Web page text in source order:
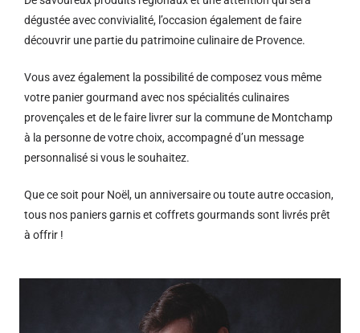
dégustée avec convivialité, l’occasion également de faire
découvrir une partie du patrimoine culinaire de Provence.
Vous avez également la possibilité de composez vous même
votre panier gourmand avec nos spécialités culinaires
provençales et de le faire livrer sur la commune de Montchamp
à la personne de votre choix, accompagné d’un message
personnalisé si vous le souhaitez.
Que ce soit pour Noël, un anniversaire ou toute autre occasion,
tous nos paniers garnis et coffrets gourmands sont livrés prêt
à offrir !